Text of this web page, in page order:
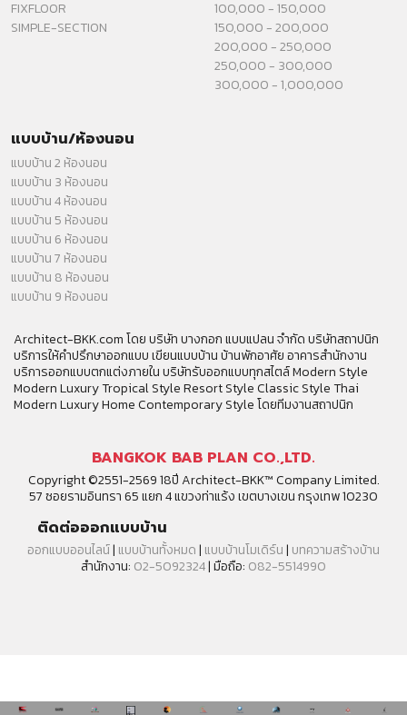
FIXFLOOR
SIMPLE-SECTION
100,000 - 150,000
150,000 - 200,000
200,000 - 250,000
250,000 - 300,000
300,000 - 1,000,000
แบบบ้าน/ห้องนอน
แบบบ้าน 2 ห้องนอน
แบบบ้าน 3 ห้องนอน
แบบบ้าน 4 ห้องนอน
แบบบ้าน 5 ห้องนอน
แบบบ้าน 6 ห้องนอน
แบบบ้าน 7 ห้องนอน
แบบบ้าน 8 ห้องนอน
แบบบ้าน 9 ห้องนอน
Architect-BKK.com โดย บริษัท บางกอก แบบแปลน จำกัด บริษัทสถาปนิก
บริการให้คำปรึกษาออกแบบ เขียนแบบบ้าน บ้านพักอาศัย อาคารสำนักงาน
บริการออกแบบตกแต่งภายใน บริษัทรับออกแบบทุกสไตล์ Modern Style
Modern Luxury Tropical Style Resort Style Classic Style Thai
Modern Luxury Home Contemporary Style โดยทีมงานสถาปนิก
BANGKOK BAB PLAN CO.,LTD.
Copyright ©2551-2569 18ปี Architect-BKK™ Company Limited.
57 ซอยรามอินทรา 65 แยก 4 แขวงท่าแร้ง เขตบางเขน กรุงเทพ 10230
ติดต่อออกแบบบ้าน
ออกแบบออนไลน์| แบบบ้านทั้งหมด| แบบบ้านโมเดิร์น| บทความสร้างบ้าน
สำนักงาน: 02-5092324| มือถือ: 082-5514990